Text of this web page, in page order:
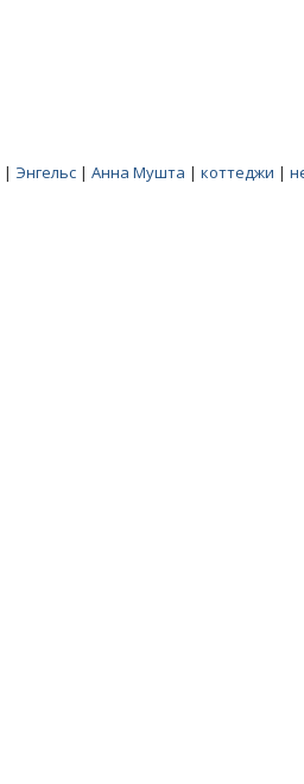
| Энгельс | Анна Мушта | коттеджи |